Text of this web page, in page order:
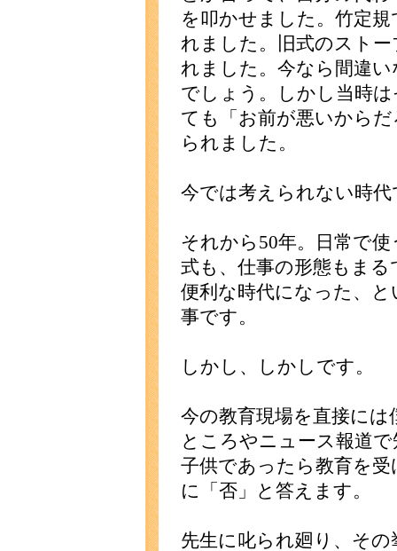
を叩かせました。竹定
れました。旧式のスト
れました。今なら間違
でしょう。しかし当時
ても「お前が悪いから
られました。
今では考えられない時代
それから50年。日常で
式も、仕事の形態もま
便利な時代になった、
事です。
しかし、しかしです。
今の教育現場を直接に
ところやニュース報道
子供であったら教育を
に「否」と答えます。
先生に叱られ廻り、そ